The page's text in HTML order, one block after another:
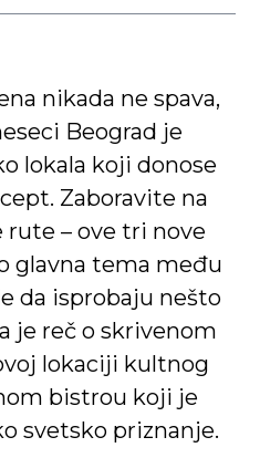
nikada ne spava,
Beograd je
lokala koji donose
Zaboravite na
rute – ove tri nove
glavna tema među
da isprobaju nešto
je reč o skrivenom
lokaciji kultnog
bistrou koji je
svetsko priznanje.